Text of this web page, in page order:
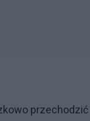
przechodzić